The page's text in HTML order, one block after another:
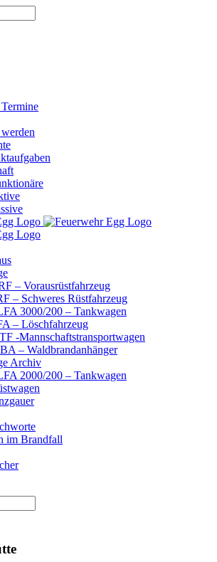
– Vorausrüstfahrzeug
– Schweres Rüstfahrzeug
3000/200 – Tankwagen
– Löschfahrzeug
-Mannschaftstransportwagen
– Waldbrandanhänger
Archiv
2000/200 – Tankwagen
im Brandfall